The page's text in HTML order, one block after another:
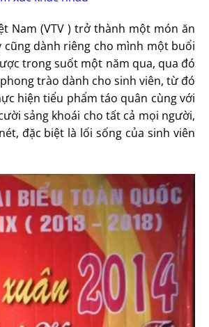
Nam (VTV ) trở thành một món ăn
dành riêng cho mình một buổi
trong suốt một năm qua, qua đó
trào dành cho sinh viên, từ đó
hiện tiểu phẩm táo quân cùng với
sảng khoái cho tất cả mọi người,
đặc biệt là lối sống của sinh viên